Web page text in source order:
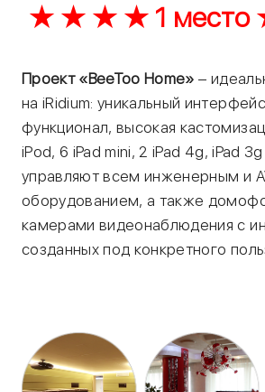
★ ★ ★ ★ 1
Проект «BeeToo Home» –
на iRidium: уникальный
функционал, высокая
iPod, 6 iPad mini, 2 iPad 4g, iPad
управляют всем инженерным и
оборудованием, а также
камерами видеонаблюдения с
созданных под конкретного